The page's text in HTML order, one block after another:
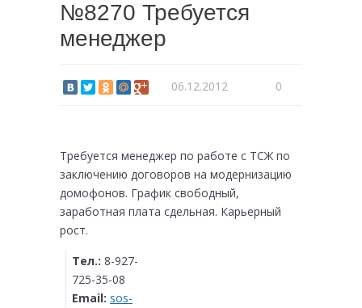
№8270 Требуется
менеджер
06.12.2012 0
Требуется менеджер по работе с ТСЖ по
заключению договоров на модернизацию
домофонов. График свободный,
заработная плата сдельная. Карьерный
рост.
Тел.: 8-927-
725-35-08
Email: sos-